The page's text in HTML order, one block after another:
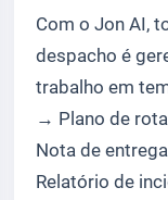
Com o Jon AI,
despacho é
trabalho em
→ Plano de rota
Nota de
Relatório de